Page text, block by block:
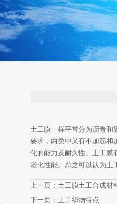
土工膜一样平常分为沥青和
要求，两类中又有不加筋和
化的能力及耐久性。土工膜
老化性能。总之可以认为土
上一页： 土工膜土工合成材
下一页： 土工织物特点